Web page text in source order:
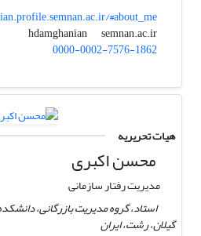
#about_me
hdamghanian
semnan.ac.ir
0000-0002-7576-1862
هیات تحریریه
محسن اکبری
مدیریت رفتار سازمانی
استاد، گروه مدیریت بازرگانی،
گیلان، رشت، ایران